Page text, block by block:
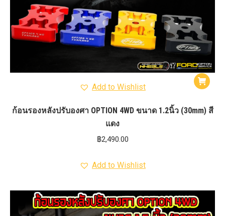
Add to Wishlist
ก้อนรองหลังปรับองศา OPTION 4WD ขนาด 1.2นิ้ว (30mm) สี
แดง
฿2,490.00
Add to Wishlist